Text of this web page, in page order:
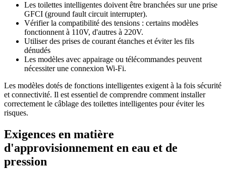
Les toilettes intelligentes doivent être branchées sur une prise
GFCI (ground fault circuit interrupter).
Vérifier la compatibilité des tensions : certains modèles
fonctionnent à 110V, d'autres à 220V.
Utiliser des prises de courant étanches et éviter les fils
dénudés
Les modèles avec appairage ou télécommandes peuvent
nécessiter une connexion Wi-Fi.
Les modèles dotés de fonctions intelligentes exigent à la fois sécurité
et connectivité. Il est essentiel de comprendre comment installer
correctement le câblage des toilettes intelligentes pour éviter les
risques.
Exigences en matière
d'approvisionnement en eau et de
pression